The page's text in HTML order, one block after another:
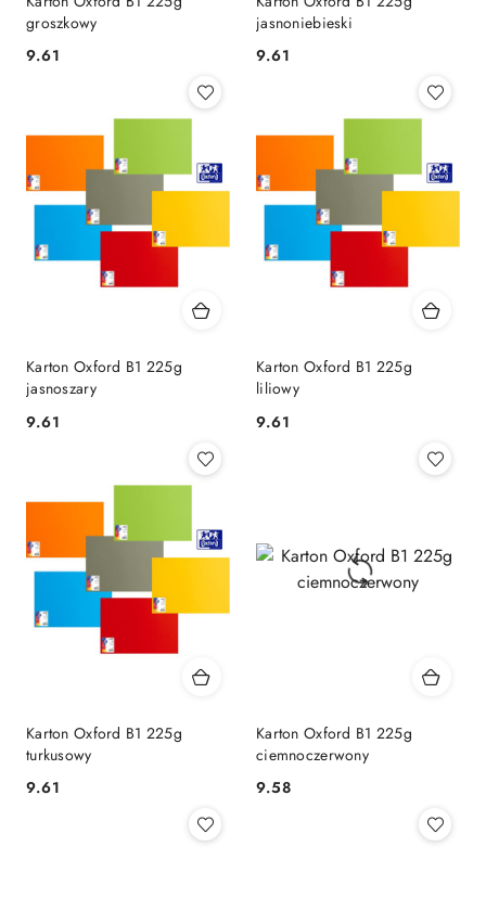
groszkowy
Cena:
9.61
jasnoniebieski
Cena:
9.61
Karton Oxford B1 225g
jasnoszary
Cena:
9.61
Karton Oxford B1 225g
liliowy
Cena:
9.61
Karton Oxford B1 225g
turkusowy
Cena:
9.61
Karton Oxford B1 225g
ciemnoczerwony
Cena:
9.58